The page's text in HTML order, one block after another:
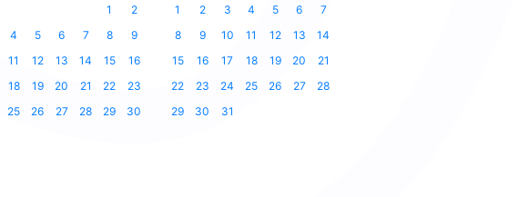
1
2
4 5 6 7 8
9
11 12 13 14 15
16
18 19 20 21 22
23
25 26 27 28 29 30
1 2 3 4 5 6
7
8
9 10 11 12 13
14
15
16 17 18 19 20
21
22
23 24 25 26 27
28
29
30 31